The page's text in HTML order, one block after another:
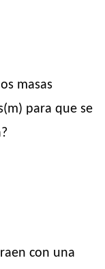
masas
para que se
con una